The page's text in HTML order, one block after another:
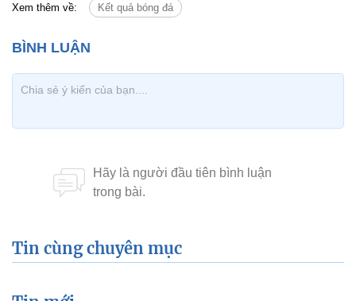
Xem thêm về: Kết quả bóng đá
Tin cùng chuyên mục